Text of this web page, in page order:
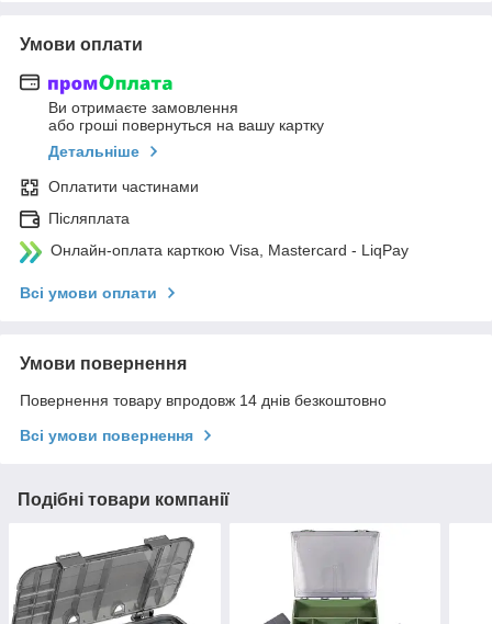
Умови оплати
Ви отримаєте замовлення
або гроші повернуться на вашу картку
Детальніше
Оплатити частинами
Післяплата
Онлайн-оплата карткою Visa, Mastercard - LiqPay
Всі умови оплати
Умови повернення
Повернення товару впродовж 14 днів безкоштовно
Всі умови повернення
Подібні товари компанії